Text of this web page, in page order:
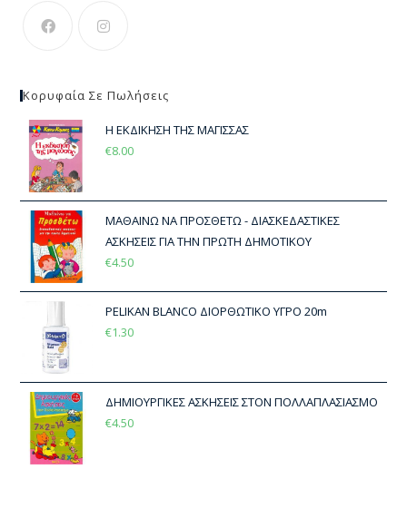
Κορυφαία Σε Πωλήσεις
Η ΕΚΔΙΚΗΣΗ ΤΗΣ ΜΑΓΙΣΣΑΣ
€8.00
ΜΑΘΑΙΝΩ ΝΑ ΠΡΟΣΘΕΤΩ - ΔΙΑΣΚΕΔΑΣΤΙΚΕΣ
ΑΣΚΗΣΕΙΣ ΓΙΑ ΤΗΝ ΠΡΩΤΗ ΔΗΜΟΤΙΚΟΥ
€4.50
PELIKAN BLANCO ΔΙΟΡΘΩΤΙΚΟ ΥΓΡΟ 20m
€1.30
ΔΗΜΙΟΥΡΓΙΚΕΣ ΑΣΚΗΣΕΙΣ ΣΤΟΝ ΠΟΛΛΑΠΛΑΣΙΑΣΜΟ
€4.50